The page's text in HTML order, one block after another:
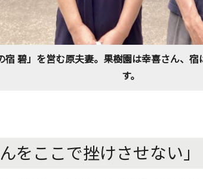
宿 碧」を営む原夫妻。果樹園は幸喜さん、
す。
をここで挫けさせない」